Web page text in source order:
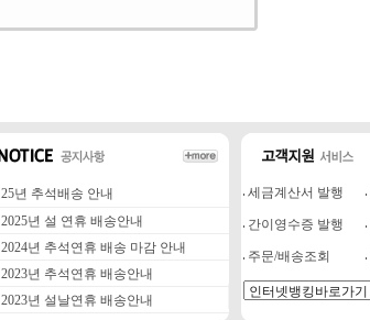
25년 추석배송 안내
2025년 설 연휴 배송안내
2024년 추석연휴 배송 마감 안내
2023년 추석연휴 배송안내
2023년 설날연휴 배송안내
세금계산서 발행
간이영수증 발행
주문/배송조회